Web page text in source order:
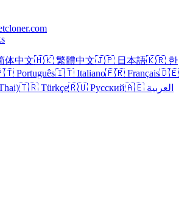
中文🇭🇰 繁體中文🇯🇵 日本語🇰🇷 한
Português🇮🇹 Italiano🇫🇷 Français🇩🇪
🇹🇷 Türkçe🇷🇺 Русский 🇦🇪 العربية